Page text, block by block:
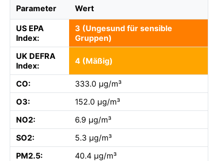
Parameter Wert
US EPA
Index:
3 (Ungesund für sensible
Gruppen)
UK DEFRA
Index:
4 (Mäßig)
CO:
333.0 µg/m³
O3:
152.0 µg/m³
NO2:
6.9 µg/m³
SO2:
5.3 µg/m³
PM2.5:
40.4 µg/m³